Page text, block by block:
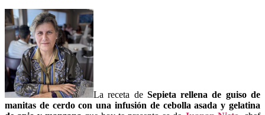
La receta de Sepieta rellena de guiso de
manitas de cerdo con una infusión de cebolla asada y gelatina